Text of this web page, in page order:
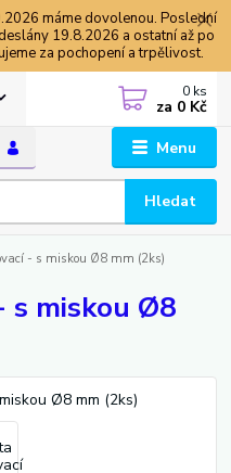
máme dovolenou. Poslední
19.8.2026 a ostatní až po
za pochopení a trpělivost.
Menu
Hledat
0 ks
za 0 Kč
- s miskou Ø8 mm (2ks)
s miskou Ø8